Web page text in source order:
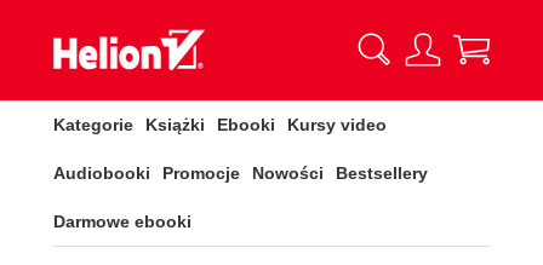
Kategorie Książki Ebooki Kursy video
Audiobooki Promocje Nowości Bestsellery
Darmowe ebooki